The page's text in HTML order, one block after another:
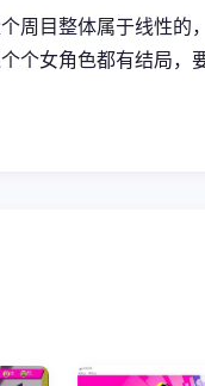
周目整体属于线性的
个女角色都有结局，